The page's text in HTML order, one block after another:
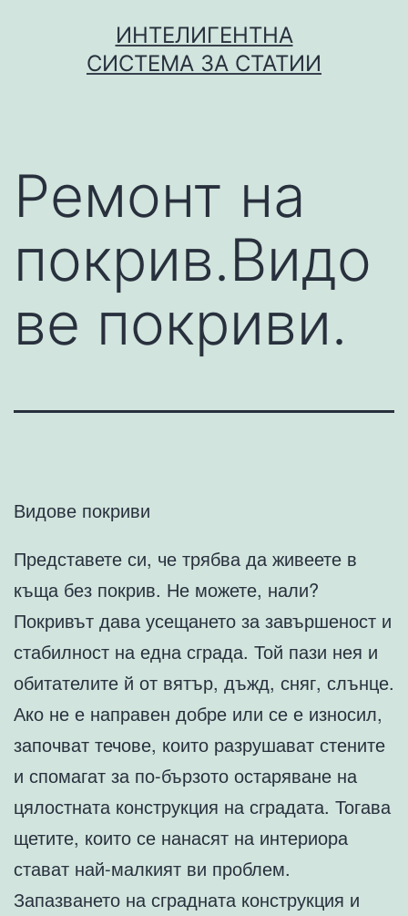
ИНТЕЛИГЕНТНА
СИСТЕМА ЗА СТАТИИ
Ремонт на
покрив.Видо
ве покриви.
Видове покриви
Представете си, че трябва да живеете в
къща без покрив. Не можете, нали?
Покривът дава усещането за завършеност и
стабилност на една сграда. Той пази нея и
обитателите й от вятър, дъжд, сняг, слънце.
Ако не е направен добре или се е износил,
започват течове, които разрушават стените
и спомагат за по-бързото остаряване на
цялостната конструкция на сградата. Тогава
щетите, които се нанасят на интериора
стават най-малкият ви проблем.
Запазването на сградната конструкция и